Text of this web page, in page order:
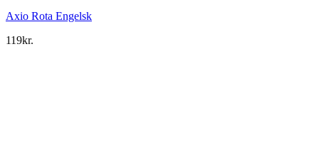
Axio Rota Engelsk
119kr.